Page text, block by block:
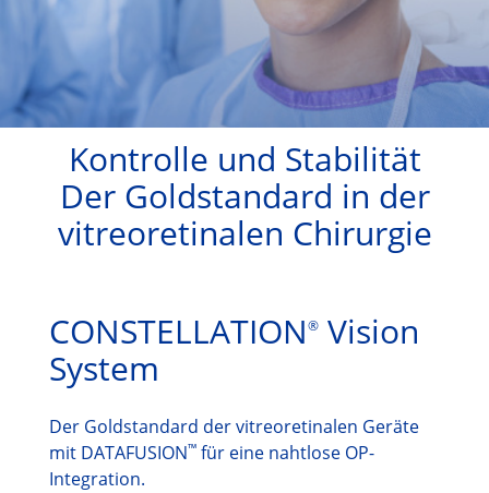
Kontrolle und Stabilität
Der Goldstandard in der
vitreoretinalen Chirurgie
CONSTELLATION®Vision
System
Der Goldstandard der vitreoretinalen Geräte
mit DATAFUSION™ für eine nahtlose OP-
Integration.